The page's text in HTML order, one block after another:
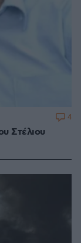
Στέλιου
4